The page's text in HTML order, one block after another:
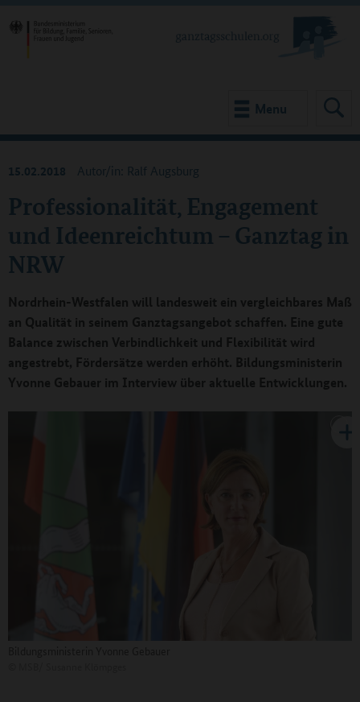
Menu
Professionalität, Engagement
und Ideenreichtum – Ganztag in
NRW
15.02.2018 Autor/in: Ralf Augsburg
Nordrhein-Westfalen will landesweit ein vergleichbares Maß
an Qualität in seinem Ganztagsangebot schaffen. Eine gute
Balance zwischen Verbindlichkeit und Flexibilität wird
angestrebt, Fördersätze werden erhöht. Bildungsministerin
Yvonne Gebauer im Interview über aktuelle Entwicklungen.